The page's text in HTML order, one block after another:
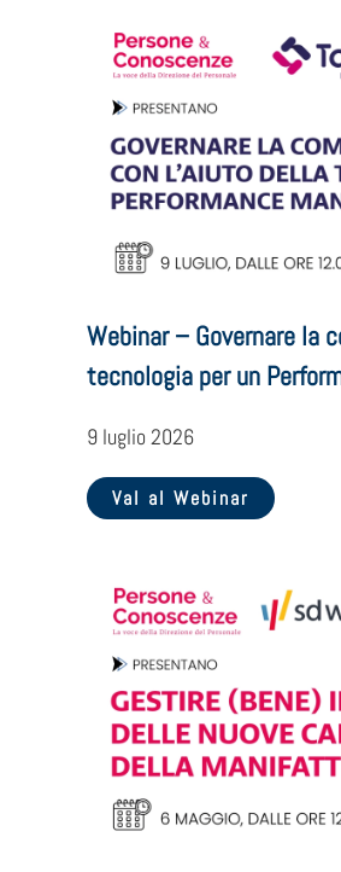
Webinar – Governare la
tecnologia per un
9 luglio 2026
Val al Webinar